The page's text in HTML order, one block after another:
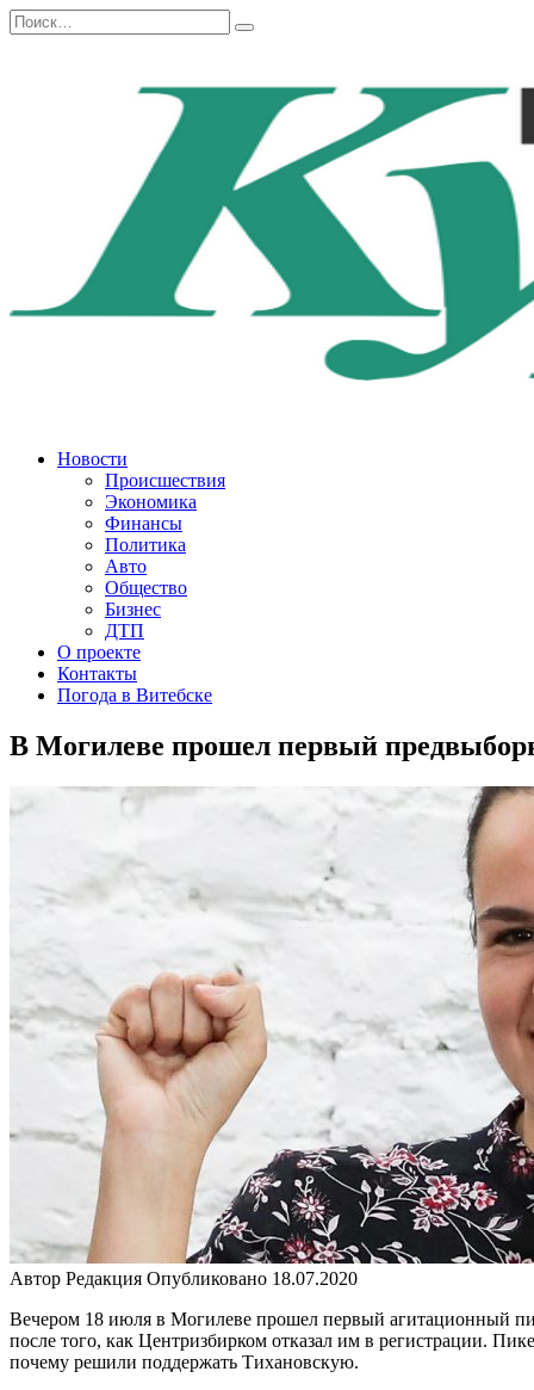
Перейти
к
Search
for:
Новости
Происшествия
Экономика
Финансы
Политика
Авто
Общество
Бизнес
ДТП
О проекте
Контакты
Погода в Витебске
В Могилеве прошел первый
Автор Редакция Опубликовано 18.07.2020
Вечером 18 июля в Могилеве прошел первый агитационный
после того, как Центризбирком отказал им в регистрации.
почему решили поддержать Тихановскую.